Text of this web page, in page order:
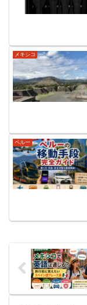
メキシコ
ペルー